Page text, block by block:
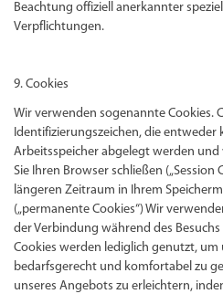
Beachtung offiziell anerkannter
Verpflichtungen.
9. Cookies
Wir verwenden sogenannte Cookies.
Identifizierungszeichen, die entweder
Arbeitsspeicher abgelegt werden
Sie Ihren Browser schließen („Session
längeren Zeitraum in Ihrem
(„permanente Cookies“) Wir
der Verbindung während des
Cookies werden lediglich genutzt, um
bedarfsgerecht und komfortabel zu
unseres Angebots zu erleichtern,